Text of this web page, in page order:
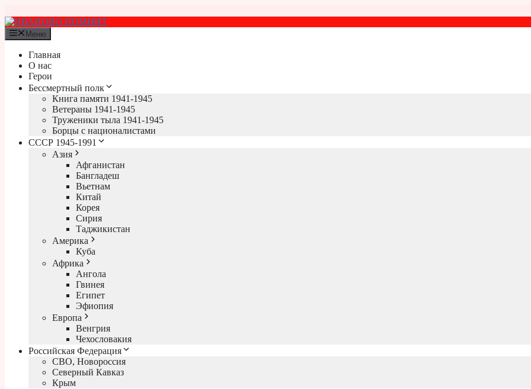
к
содержимому
Меню
Главная
О нас
Герои
Бессмертный полк
Книга памяти 1941-1945
Ветераны 1941-1945
Труженики тыла 1941-1945
Борцы с националистами
СССР 1945-1991
Азия
Афганистан
Бангладеш
Вьетнам
Китай
Корея
Сирия
Таджикистан
Америка
Куба
Африка
Ангола
Гвинея
Египет
Эфиопия
Европа
Венгрия
Чехословакия
Российская Федерация
СВО, Новороссия
Северный Кавказ
Крым